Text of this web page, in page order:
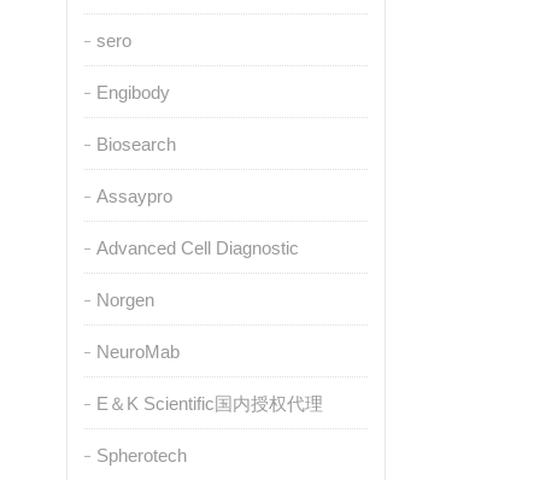
sero
Engibody
Biosearch
Assaypro
Advanced Cell Diagnostic
Norgen
NeuroMab
E＆K Scientific国内授权代理
Spherotech